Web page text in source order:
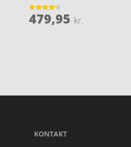
Vurderet
4.2
479,95 kr.
KONTAKT